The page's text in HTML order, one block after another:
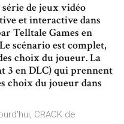
de jeux vidéo
et interactive dans
Telltale Games en
scénario est complet,
choix du joueur. La
3 en DLC) qui prennent
choix du joueur dans
CRACK de